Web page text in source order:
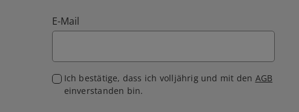
E-Mail
Ich bestätige, dass ich volljährig und mit den AGB
einverstanden bin.